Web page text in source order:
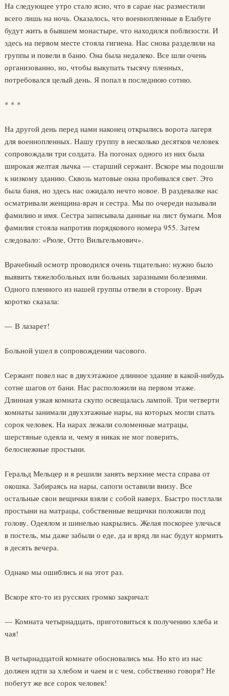
На следующее утро стало ясно, что в сарае нас разместили
всего лишь на ночь. Оказалось, что военнопленные в Елабуге
будут жить в бывшем монастыре, что находился поблизости. И
здесь на первом месте стояла гигиена. Нас снова разделили на
группы и повели в баню. Она была недалеко. Все шли очень
организованно, но, чтобы выкупать тысячу пленных,
потребовался целый день. Я попал в последнюю сотню.
* * *
На другой день перед нами наконец открылись ворота лагеря
для военнопленных. Нашу группу в несколько десятков человек
сопровождали три солдата. На погонах одного из них была
широкая желтая лычка — старший сержант. Вскоре мы подошли
к низкому зданию. Сквозь матовые окна пробивался свет. Это
была баня, но здесь нас ожидало нечто новое. В раздевалке нас
осматривали женщина-врач и сестра. Мы по очереди называли
фамилию и имя. Сестра записывала данные на лист бумаги. Моя
фамилия стояла напротив порядкового номера 955. Затем
следовало: «Рюле, Отто Вильгельмович».
Врачебный осмотр проводился очень тщательно: нужно было
выявить тяжелобольных или больных заразными болезнями.
Одного пленного из нашей группы отвели в сторону. Врач
коротко сказала:
— В лазарет!
Больной ушел в сопровождении часового.
Сержант повел нас в двухэтажное длинное здание в какой-нибудь
сотне шагов от бани. Нас расположили на первом этаже.
Длинная узкая комната скупо освещалась лампой. Три четверти
комнаты занимали двухэтажные нары, на которых могли спать
сорок человек. На нарах лежали соломенные матрацы,
шерстяные одеяла и, чему я никак не мог поверить,
белоснежные простыни.
Геральд Мельцер и я решили занять верхние места справа от
окошка. Забираясь на нары, сапоги оставили внизу. Все
остальные свои вещички взяли с собой наверх. Быстро постлали
простыни на матрацы, собственные вещички положили под
голову. Одеялом и шинелью накрылись. Желая поскорее улечься
в постель, мы даже забыли о еде, да и вряд ли нас будут кормить
в десять вечера.
Однако мы ошиблись и на этот раз.
Вскоре кто-то из русских громко закричал:
— Комната четырнадцать, приготовиться к получению хлеба и
чая!
В четырнадцатой комнате обосновались мы. Но кто из нас
должен идти за хлебом и чаем и с чем, собственно говоря? Не
побегут же все сорок человек!